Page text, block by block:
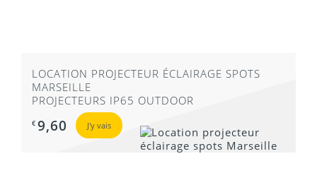
LOCATION PROJECTEUR ÉCLAIRAGE SPOTS
MARSEILLE
PROJECTEURS IP65 OUTDOOR
€ 9,60 J'y vais